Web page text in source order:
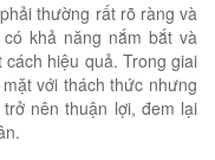
thường rất rõ ràng và
khả năng nắm bắt và
hiệu quả. Trong giai
với thách thức nhưng
nên thuận lợi, đem lại